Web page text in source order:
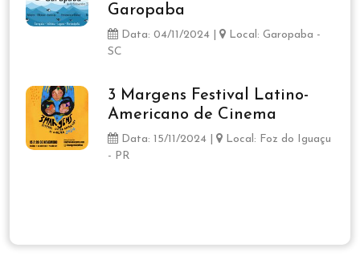
Garopaba
Data: 04/11/2024 |
Local: Garopaba -
SC
3 Margens Festival Latino-
Americano de Cinema
Data: 15/11/2024 |
Local: Foz do Iguaçu
- PR